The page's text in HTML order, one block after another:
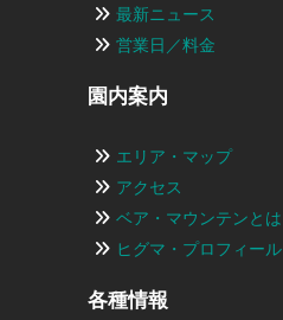
最新ニュース
営業日／料金
園内案内
エリア・マップ
アクセス
ベア・マウンテンとは
ヒグマ・プロフィール
各種情報